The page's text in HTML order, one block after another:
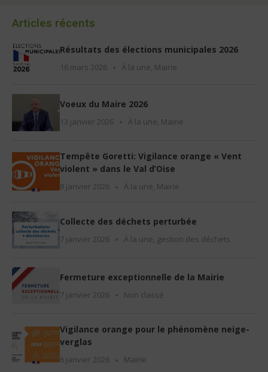
Articles récents
Résultats des élections municipales 2026
16 mars 2026 À la une, Mairie
Voeux du Maire 2026
13 janvier 2026 À la une, Mairie
Tempête Goretti: Vigilance orange « Vent
violent » dans le Val d’Oise
8 janvier 2026 À la une, Mairie
Collecte des déchets perturbée
7 janvier 2026 À la une, gestion des déchets
Fermeture exceptionnelle de la Mairie
7 janvier 2026 Non classé
Vigilance orange pour le phénomène neige-
verglas
6 janvier 2026 Mairie